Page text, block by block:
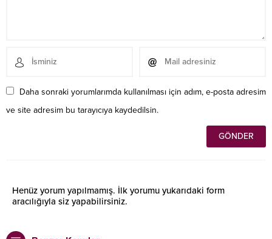
Daha sonraki yorumlarımda kullanılması için adım, e-posta adresim
ve site adresim bu tarayıcıya kaydedilsin.
Henüz yorum yapılmamış. İlk yorumu yukarıdaki form
aracılığıyla siz yapabilirsiniz.